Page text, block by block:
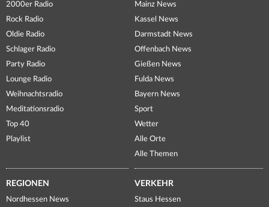
2000er Radio
Rock Radio
Oldie Radio
Schlager Radio
Party Radio
Lounge Radio
Weihnachtsradio
Meditationsradio
Top 40
Playlist
Mainz News
Kassel News
Darmstadt News
Offenbach News
Gießen News
Fulda News
Bayern News
Sport
Wetter
Alle Orte
Alle Themen
REGIONEN
Nordhessen News
VERKEHR
Staus Hessen